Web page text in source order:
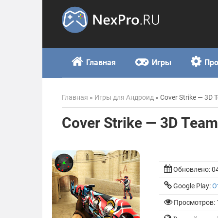
Главная Игры
Главная » Игры для Андроид » Cover Strike — 3D
Cover Strike — 3D
Обновлено:
Google Play:
Просмотров: